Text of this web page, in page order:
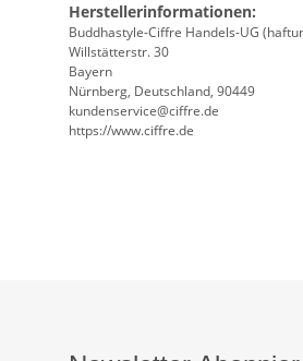
Herstellerinformationen:
Buddhastyle-Ciffre Handels-UG
Willstätterstr. 30
Bayern
Nürnberg, Deutschland, 90449
kundenservice@ciffre.de
https://www.ciffre.de